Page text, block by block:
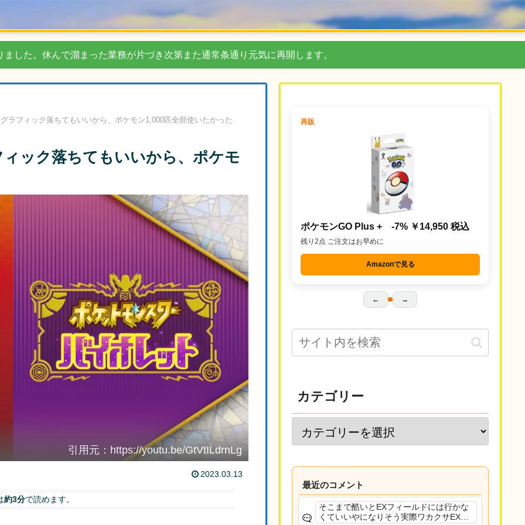
ました。休んで溜まった業務が片づき次第また通常条通り元気に再開します。
ラフィック落ちてもいいから、ポケモン1,000匹全部使いたかった
ック落ちてもいいから、ポケモ
引用元：https://youtu.be/GtVtILdrnLg
2023.03.13
約3分で読めます。
再販
ポケモンGO Plus + -7% ￥14,950 税込
残り2点 ご注文はお早めに
Amazonで見る
← →
カテゴリー
最近のコメント
そこまで酷いとEXフィールドには行かな
くていいやになりそう実際ワカクサEXで